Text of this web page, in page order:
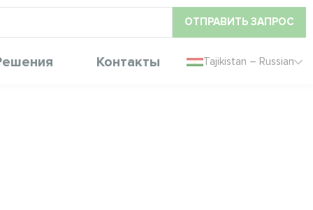
ОТПРАВИТЬ ЗАПРОС
Контакты Tajikistan – Russian